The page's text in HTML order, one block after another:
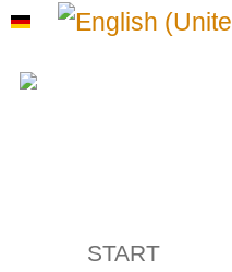
Sprache auswählen
START